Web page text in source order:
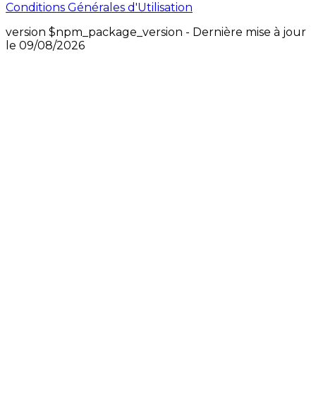
Conditions Générales d'Utilisation
version $npm_package_version - Dernière mise à jour
le 09/08/2026